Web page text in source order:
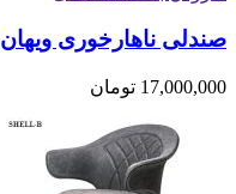
صندلی ناهارخوری ویهان R80-WC
17,000,000 تومان